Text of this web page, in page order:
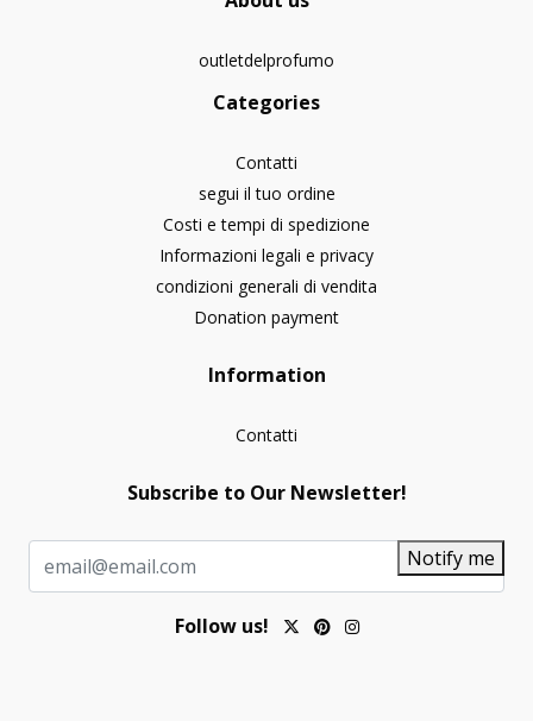
outletdelprofumo
Categories
Contatti
segui il tuo ordine
Costi e tempi di spedizione
Informazioni legali e privacy
condizioni generali di vendita
Donation payment
Information
Contatti
Subscribe to Our Newsletter!
Notify me
Follow us!